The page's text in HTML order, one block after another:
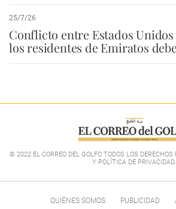
25/7/26
Conflicto entre Estados
los residentes de Emiratos
© 2022 EL CORREO DEL GOLFO TODOS LOS
Y POLÍTICA DE PRIVACIDAD.
QUIÉNES SOMOS PUBLICIDAD